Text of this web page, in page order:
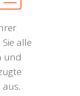
alle
und